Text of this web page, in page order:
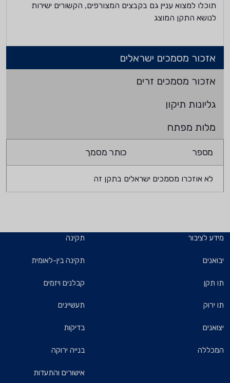
תוכלו למצוא עניין גם בקבצים המצורפים, הקשורים ישירות
לנושא התקן המוצג
אזכור מסמכים ישראלים
אזכור מסמכים זרים
גליונות תיקון
מלות מפתח
מספר כותר מסמך
לא אוזכרו מסמכים ישראלים בתקן זה
מידע לציבור
יבואנים
תו תקן
תו ירוק
יצואנים
המכללה
תקינה
תקינה בין-לאומית
קבלנים ויזמים
תעשיינים
בדיקות
בנייה ירוקה
אישורים והתעדות